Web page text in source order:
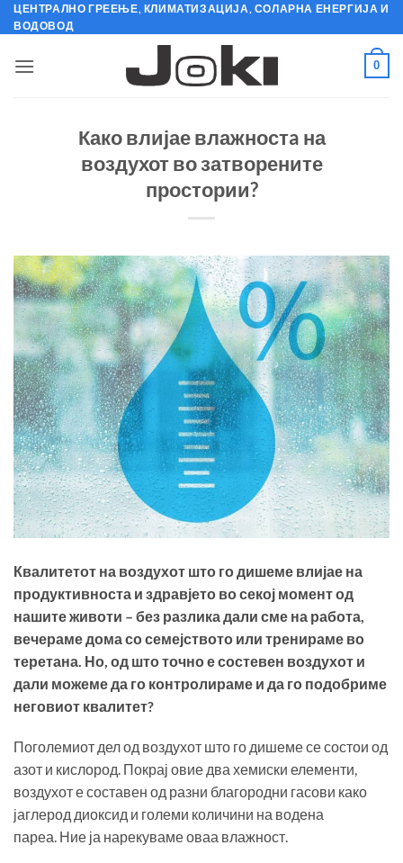
Skip
to
ЦЕНТРАЛНО ГРЕЕЊЕ, КЛИМАТИЗАЦИЈА, СОЛАРНА ЕНЕРГИЈА И
ВОДОВОД
0
Како влијае влажностa на
воздухот во затворените
простории?
Квалитетот на воздухот што го дишеме влијае на
продуктивноста и здравјето во секој момент од
нашите животи – без разлика дали сме на работа,
вечераме дома со семејството или тренираме во
теретана. Но, од што точно е состевен воздухот и
дали можеме да го контролираме и да го подобриме
неговиот квалитет?
Поголемиот дел од воздухот што го дишеме се состои од
азот и кислород. Покрај овие два хемиски елементи,
воздухот е составен од разни благородни гасови како
јаглерод диоксид и големи количини на водена
пареа. Ние ја нарекуваме оваа влажност.